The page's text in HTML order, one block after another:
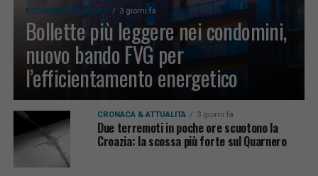
ECONOMIA & LAVORO 3 giorni fa
Bollette più leggere nei condomini,
nuovo bando FVG per
l’efficientamento energetico
CRONACA & ATTUALITÀ 3 giorni fa
Due terremoti in poche ore scuotono la
Croazia: la scossa più forte sul Quarnero